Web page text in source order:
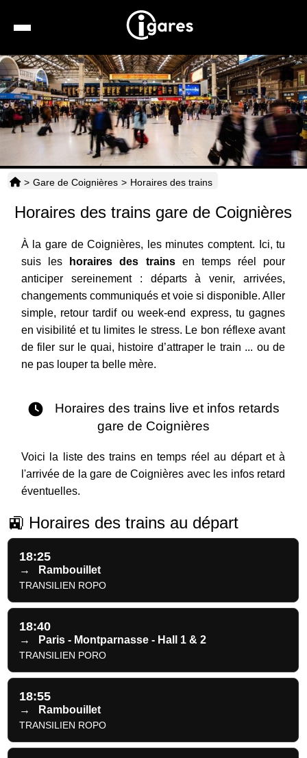
Recherche
Location de voiture
Hôtels
Horaires
> Gare de Coignières > Horaires des trains
Horaires des trains gare de Coignières
À la gare de Coignières, les minutes comptent. Ici, tu
suis les
horaires des trainsen temps réel pour
anticiper sereinement : départs à venir, arrivées,
changements communiqués et voie si disponible. Aller
simple, retour tardif ou week-end express, tu gagnes
en visibilité et tu limites le stress. Le bon réflexe avant
de filer sur le quai, histoire d’attraper le train ... ou de
ne pas louper ta belle mère.
Horaires des trains live et infos retards
gare de Coignières
Voici la liste des trains en temps réel au départ et à
l'arrivée de la gare de Coignières avec les infos retard
éventuelles.
🚉 Horaires des trains au départ
18:25
→ Rambouillet
TRANSILIEN ROPO
18:40
→ Paris - Montparnasse - Hall 1 & 2
TRANSILIEN PORO
18:55
→ Rambouillet
TRANSILIEN ROPO